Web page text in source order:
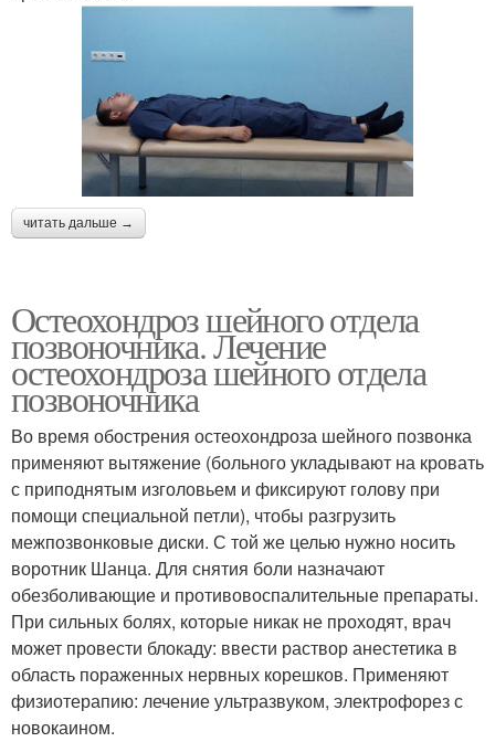
читать дальше →
Остеохондроз шейного отдела
позвоночника. Лечение
остеохондроза шейного отдела
позвоночника
Во время обострения остеохондроза шейного позвонка
применяют вытяжение (больного укладывают на кровать
с приподнятым изголовьем и фиксируют голову при
помощи специальной петли), чтобы разгрузить
межпозвонковые диски. С той же целью нужно носить
воротник Шанца. Для снятия боли назначают
обезболивающие и противовоспалительные препараты.
При сильных болях, которые никак не проходят, врач
может провести блокаду: ввести раствор анестетика в
область пораженных нервных корешков. Применяют
физиотерапию: лечение ультразвуком, электрофорез с
новокаином.